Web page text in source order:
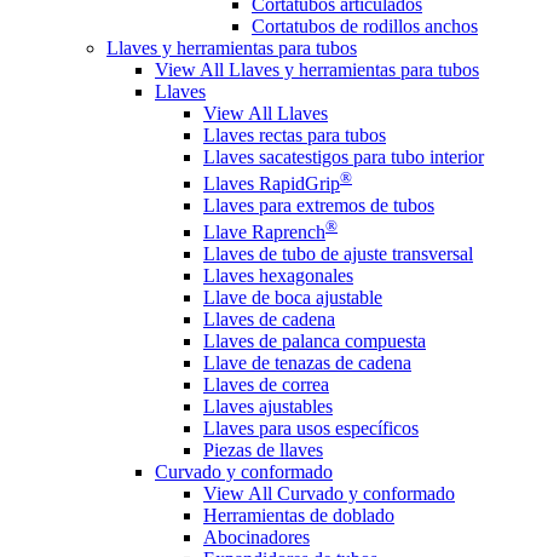
Cortatubos de rodillos anchos
Llaves y herramientas para tubos
View All Llaves y herramientas para tubos
Llaves
View All Llaves
Llaves rectas para tubos
Llaves sacatestigos para tubo interior
Llaves RapidGrip®
Llaves para extremos de tubos
Llave Raprench®
Llaves de tubo de ajuste transversal
Llaves hexagonales
Llave de boca ajustable
Llaves de cadena
Llaves de palanca compuesta
Llave de tenazas de cadena
Llaves de correa
Llaves ajustables
Llaves para usos específicos
Piezas de llaves
Curvado y conformado
View All Curvado y conformado
Herramientas de doblado
Abocinadores